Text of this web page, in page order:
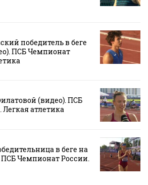
победитель в беге
ПСБ Чемпионат
(видео). ПСБ
атлетика
в беге на
ПСБ Чемпионат России.